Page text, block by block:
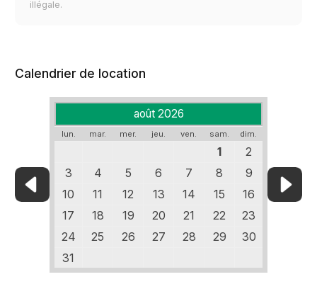
illégale.
Calendrier de location
août 2026
lun. mar. mer. jeu. ven. sam. dim.
1
2
3
4 5 6 7 8
9
10
11 12 13 14 15
16
17
18 19 20 21 22
23
24
25 26 27 28 29
30
31